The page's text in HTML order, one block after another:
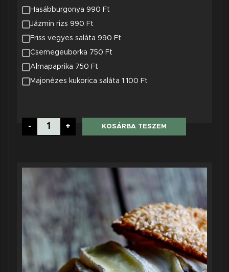
Hasábburgonya 990 Ft
Jázmin rizs 990 Ft
Friss vegyes saláta 990 Ft
Csemegeuborka 750 Ft
Almapaprika 750 Ft
Majonézes kukorica saláta 1.100 Ft
-
Bivaly
burger
mennyiség
+ KOSÁRBA TESZEM